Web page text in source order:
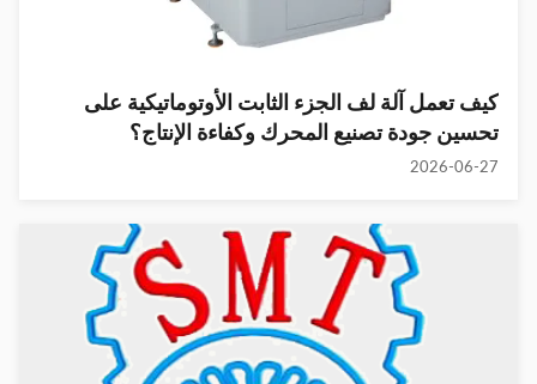
كيف تعمل آلة لف الجزء الثابت الأوتوماتيكية على
تحسين جودة تصنيع المحرك وكفاءة الإنتاج؟
2026-06-27